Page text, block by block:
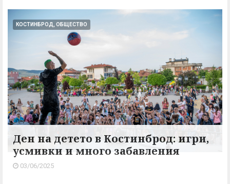
КОСТИНБРОД, ОБЩЕСТВО
Ден на детето в Костинброд: игри,
усмивки и много забавлeния
03/06/2025